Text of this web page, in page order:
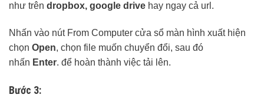
như trên dropbox, google drive hay ngay cả url.
Nhấn vào nút From Computer cửa sổ màn hình xuất hiện
chọn Open, chọn file muốn chuyển đổi, sau đó
nhấn Enter. để hoàn thành việc tải lên.
Bước 3: